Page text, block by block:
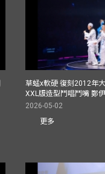
草蜢x軟硬 復刻2012年
XXL版造型鬥唱鬥嘴 鄭
2026-05-02
更多